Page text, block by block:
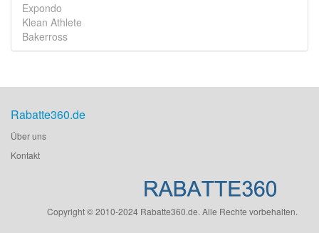
Expondo
Klean Athlete
Bakerross
Rabatte360.de
Über uns
Kontakt
Copyright © 2010-2024 Rabatte360.de. Alle Rechte vorbehalten.